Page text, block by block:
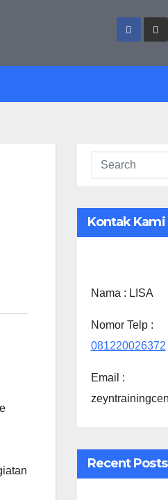
Kontak Kami
Nama : LISA
Nomor Telp :
081220026372
Email :
Recent Posts